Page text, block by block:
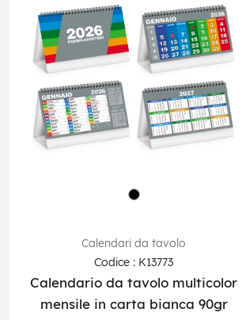
Calendari da tavolo
Codice : K13773
Calendario da tavolo multicolor
mensile in carta bianca 90gr